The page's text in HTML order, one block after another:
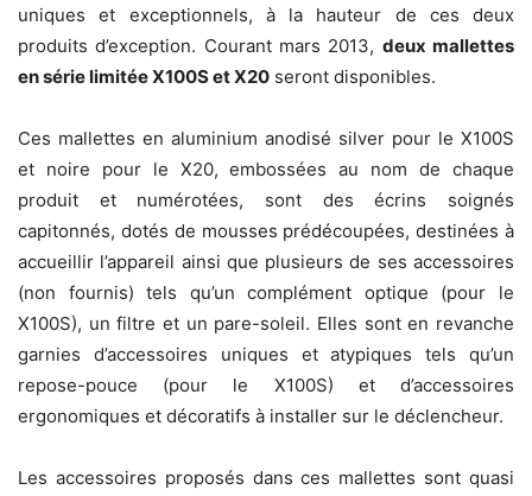
uniques et exceptionnels, à la hauteur de ces deux
produits d’exception. Courant mars 2013, deux mallettes
en série limitée X100S et X20 seront disponibles.
Ces mallettes en aluminium anodisé silver pour le X100S
et noire pour le X20, embossées au nom de chaque
produit et numérotées, sont des écrins soignés
capitonnés, dotés de mousses prédécoupées, destinées à
accueillir l’appareil ainsi que plusieurs de ses accessoires
(non fournis) tels qu’un complément optique (pour le
X100S), un filtre et un pare-soleil. Elles sont en revanche
garnies d’accessoires uniques et atypiques tels qu’un
repose-pouce (pour le X100S) et d’accessoires
ergonomiques et décoratifs à installer sur le déclencheur.
Les accessoires proposés dans ces mallettes sont quasi